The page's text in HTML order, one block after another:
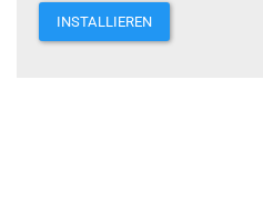
INSTALLIEREN